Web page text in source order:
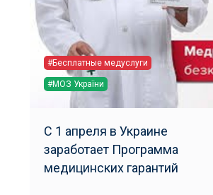
#Бесплатные медуслуги
#МОЗ України
С 1 апреля в Украине
заработает Программа
медицинских гарантий